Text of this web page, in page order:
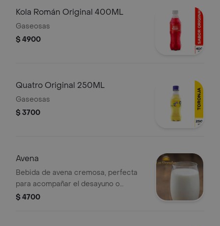
Kola Román Original 400ML
Gaseosas
$ 4900
Quatro Original 250ML
Gaseosas
$ 3700
Avena
Bebida de avena cremosa, perfecta
para acompañar el desayuno o
brunch.
$ 4700